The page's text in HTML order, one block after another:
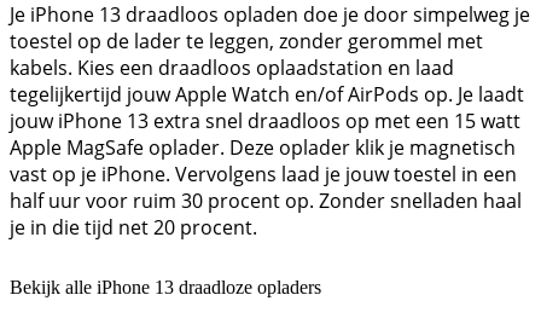
Je iPhone 13 draadloos opladen doe je door simpelweg je
toestel op de lader te leggen, zonder gerommel met
kabels. Kies een draadloos oplaadstation en laad
tegelijkertijd jouw Apple Watch en/of AirPods op. Je laadt
jouw iPhone 13 extra snel draadloos op met een 15 watt
Apple MagSafe oplader. Deze oplader klik je magnetisch
vast op je iPhone. Vervolgens laad je jouw toestel in een
half uur voor ruim 30 procent op. Zonder snelladen haal
je in die tijd net 20 procent.
Bekijk alle iPhone 13 draadloze opladers